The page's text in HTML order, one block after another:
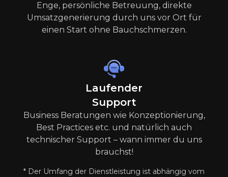
Enge, persönliche Betreuung, direkte
Umsatzgenerierung durch uns vor Ort für
einen Start ohne Bauchschmerzen.
Laufender
Support
Business Beratungen wie Konzeptionierung,
Best Practices etc. und natürlich auch
technischer Support – wann immer du uns
brauchst!
* Der Umfang der Dienstleistung ist abhängig vom